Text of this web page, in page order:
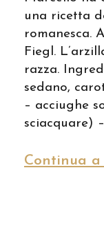
una ricetta
romanesca.
Fiegl.
razza.
sedano,
– acciughe
sciacquare)
Continua a